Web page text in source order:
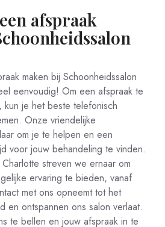
afspraak
maken bij Schoonheidssalon
eenvoudig! Om een afspraak te
kun je het beste telefonisch
Onze vriendelijke
om je te helpen en een
voor jouw behandeling te vinden.
streven we ernaar om
ervaring te bieden, vanaf
met ons opneemt tot het
en ontspannen ons salon verlaat.
te bellen en jouw afspraak in te